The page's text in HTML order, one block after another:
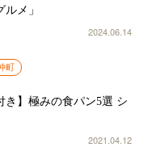
メ」
2024.06.14
町
き】極みの食パン5選 シ
2021.04.12